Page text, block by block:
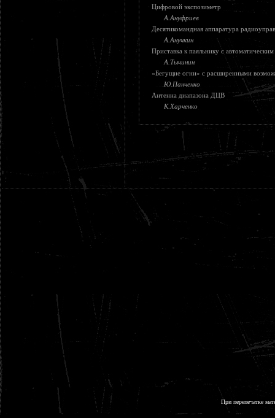
Цифровой экспозиметр
А.Ануфриев
Десятикомандная аппаратура
А.Анучкин
Приставка к паяльнику с
А.Тычинин
«Бегущие огни» с расширенными
Ю.Панченко
Антенна диапазона ДЦВ
К.Xарченко
При перепечатке